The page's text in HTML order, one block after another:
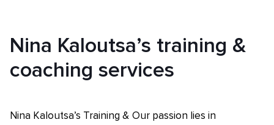
Nina Kaloutsa’s training &
coaching services
Nina Kaloutsa’s Training & Our passion lies in